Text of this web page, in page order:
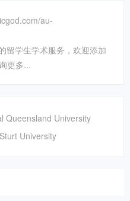
au-
留学生学术服务，欢迎添加
更多...
Queensland University
University